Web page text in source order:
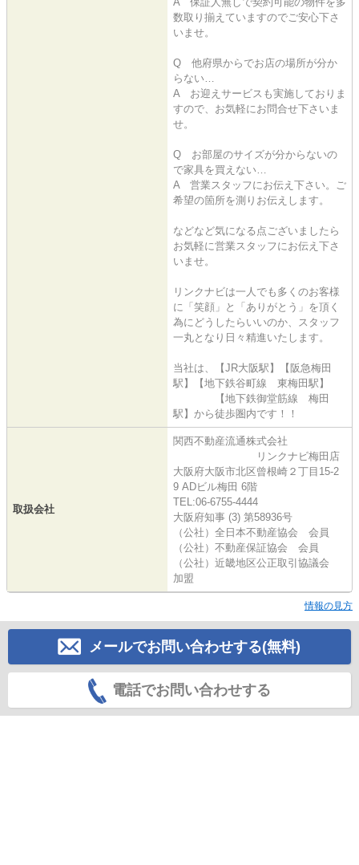
数取り揃えていますのでご安心下さ
いませ。
Q 他府県からでお店の場所が分か
らない…
A お迎えサービスも実施しておりま
すので、お気軽にお問合せ下さいま
せ。
Q お部屋のサイズが分からないの
で家具を買えない…
A 営業スタッフにお伝え下さい。ご
希望の箇所を測りお伝えします。
などなど気になる点ございましたら
お気軽に営業スタッフにお伝え下さ
いませ。
リンクナビは一人でも多くのお客様
に「笑顔」と「ありがとう」を頂く
為にどうしたらいいのか、スタッフ
一丸となり日々精進いたします。
当社は、【JR大阪駅】【阪急梅田
駅】【地下鉄谷町線 東梅田駅】
【地下鉄御堂筋線 梅田
駅】から徒歩圏内です！！
取扱会社
関西不動産流通株式会社
リンクナビ梅田店
大阪府大阪市北区曾根崎２丁目15-2
9 ADビル梅田 6階
TEL:06-6755-4444
大阪府知事 (3) 第58936号
（公社）全日本不動産協会 会員
（公社）不動産保証協会 会員
（公社）近畿地区公正取引協議会
加盟
情報の見方
メールでお問い合わせする(無料)
電話でお問い合わせする